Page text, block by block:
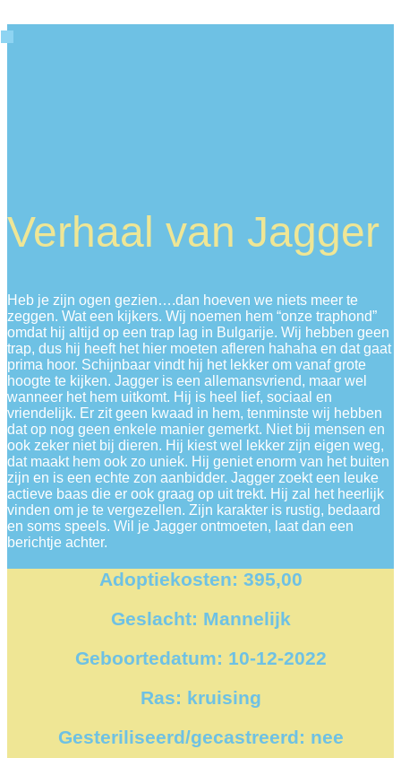
Verhaal van Jagger
Heb je zijn ogen gezien….dan hoeven we niets meer te
zeggen. Wat een kijkers. Wij noemen hem “onze traphond”
omdat hij altijd op een trap lag in Bulgarije. Wij hebben geen
trap, dus hij heeft het hier moeten afleren hahaha en dat gaat
prima hoor. Schijnbaar vindt hij het lekker om vanaf grote
hoogte te kijken. Jagger is een allemansvriend, maar wel
wanneer het hem uitkomt. Hij is heel lief, sociaal en
vriendelijk. Er zit geen kwaad in hem, tenminste wij hebben
dat op nog geen enkele manier gemerkt. Niet bij mensen en
ook zeker niet bij dieren. Hij kiest wel lekker zijn eigen weg,
dat maakt hem ook zo uniek. Hij geniet enorm van het buiten
zijn en is een echte zon aanbidder. Jagger zoekt een leuke
actieve baas die er ook graag op uit trekt. Hij zal het heerlijk
vinden om je te vergezellen. Zijn karakter is rustig, bedaard
en soms speels. Wil je Jagger ontmoeten, laat dan een
berichtje achter.
Adoptiekosten: 395,00
Geslacht: Mannelijk
Geboortedatum: 10-12-2022
Ras: kruising
Gesteriliseerd/gecastreerd: nee